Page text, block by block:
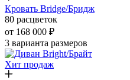
Кровать Bridge/Бридж
80 расцветок
от 168 000 ₽
3 варианта размеров
Хит продаж